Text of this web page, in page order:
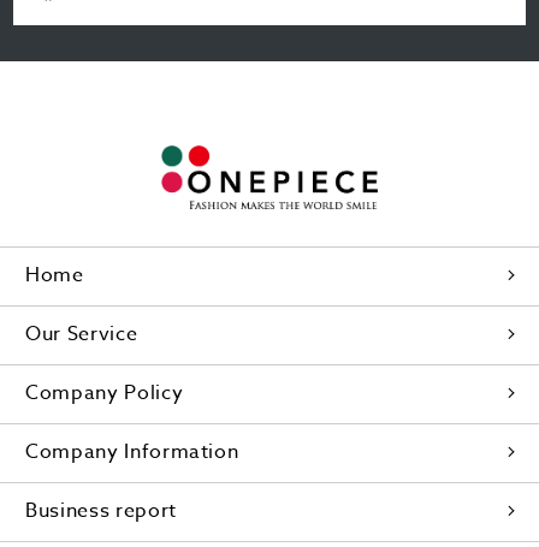
Home
Our Service
Company Policy
Company Information
Business report